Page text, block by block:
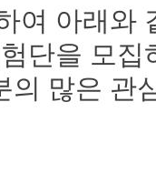
여 아래와
단을 모집
의 많은 관